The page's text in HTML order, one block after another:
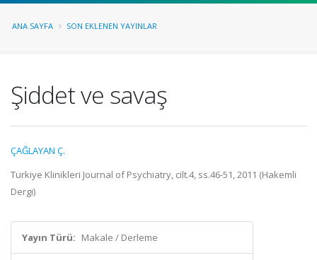
ANA SAYFA SON EKLENEN YAYINLAR
Şiddet ve savaş
ÇAĞLAYAN Ç.
Turkiye Klinikleri Journal of Psychiatry, cilt.4, ss.46-51, 2011 (Hakemli
Dergi)
Yayın Türü: Makale / Derleme